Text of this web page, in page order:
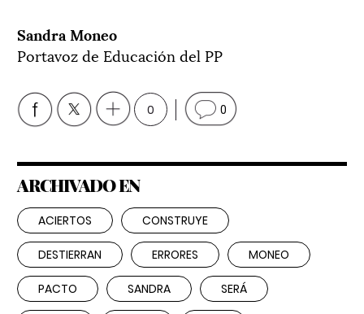
Sandra Moneo
Portavoz de Educación del PP
0 0
ARCHIVADO EN
ACIERTOS CONSTRUYE
DESTIERRAN ERRORES MONEO
PACTO SANDRA SERÁ